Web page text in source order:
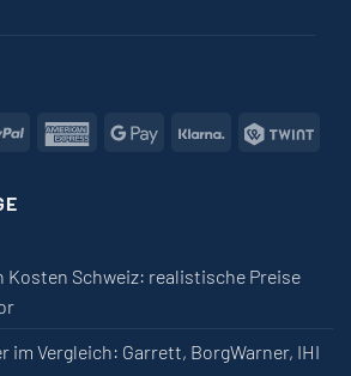
PayPal American Express
Google PayKlarna
Kosten Schweiz: realistische Preise
im Vergleich: Garrett, BorgWarner, IHI